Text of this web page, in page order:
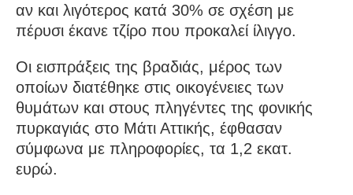
αν και λιγότερος κατά 30% σε σχέση με
πέρυσι έκανε τζίρο που προκαλεί ίλιγγο.
Οι εισπράξεις της βραδιάς, μέρος των
οποίων διατέθηκε στις οικογένειες των
θυμάτων και στους πληγέντες της φονικής
πυρκαγιάς στο Μάτι Αττικής, έφθασαν
σύμφωνα με πληροφορίες, τα 1,2 εκατ.
ευρώ.